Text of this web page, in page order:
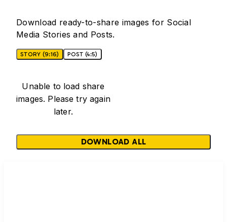
Download ready-to-share images for Social
Media Stories and Posts.
STORY (9:16) POST (4:5)
Unable to load share
images. Please try again
later.
DOWNLOAD ALL